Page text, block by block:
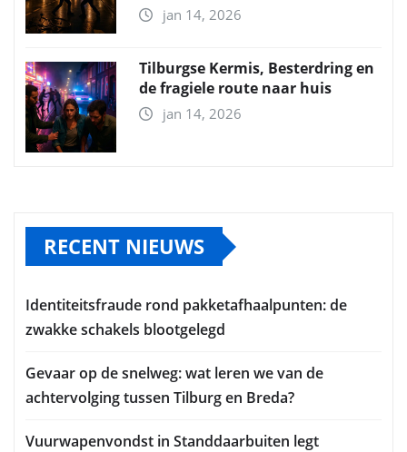
jan 14, 2026
Tilburgse Kermis, Besterdring en
de fragiele route naar huis
jan 14, 2026
RECENT NIEUWS
Identiteitsfraude rond pakketafhaalpunten: de
zwakke schakels blootgelegd
Gevaar op de snelweg: wat leren we van de
achtervolging tussen Tilburg en Breda?
Vuurwapenvondst in Standdaarbuiten legt